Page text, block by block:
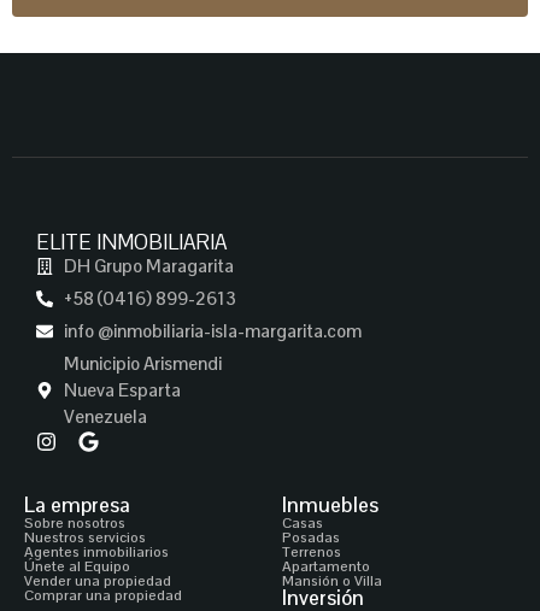
ELITE INMOBILIARIA
DH Grupo Maragarita
+58 (0416) 899-2613
info @inmobiliaria-isla-margarita.com
Municipio Arismendi
Nueva Esparta
Venezuela
La empresa
Sobre nosotros
Nuestros servicios
Agentes inmobiliarios
Únete al Equipo
Vender una propiedad
Comprar una propiedad
Inmuebles
Casas
Posadas
Terrenos
Apartamento
Mansión o Villa
Inversión